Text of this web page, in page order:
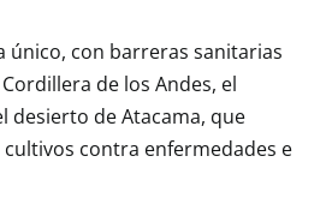
único, con barreras sanitarias
de los Andes, el
desierto de Atacama, que
contra enfermedades e